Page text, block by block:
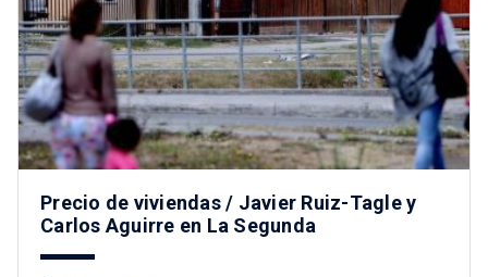
Precio de viviendas / Javier Ruiz-Tagle y
Carlos Aguirre en La Segunda